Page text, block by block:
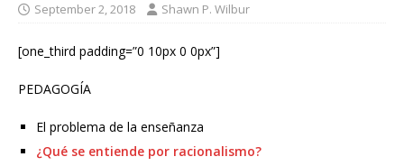
September 2, 2018 Shawn P. Wilbur
[one_third padding=”0 10px 0 0px”]
PEDAGOGÍA
El problema de la enseñanza
¿Qué se entiende por racionalismo?